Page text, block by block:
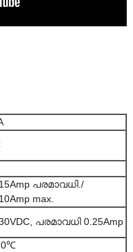
പരമാവധി./
max.
പരമാവധി 0.25Amp